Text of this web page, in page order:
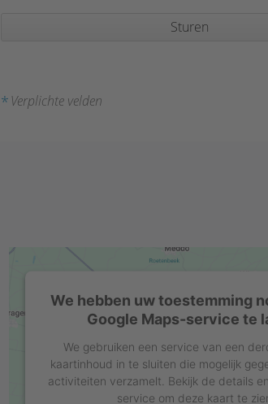
Sturen
* Verplichte velden
We hebben uw toestemming
Google Maps-service te
We gebruiken een service van een
kaartinhoud in te sluiten die mogelijk
activiteiten verzamelt. Bekijk de details
service om deze kaart te